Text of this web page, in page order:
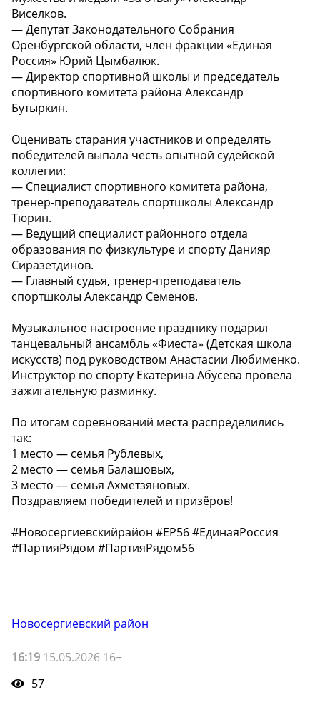
Виселков.
— Депутат Законодательного Собрания
Оренбургской области, член фракции «Единая
Россия» Юрий Цымбалюк.
— Директор спортивной школы и председатель
спортивного комитета района Александр
Бутыркин.
Оценивать старания участников и определять
победителей выпала честь опытной судейской
коллегии:
— Специалист спортивного комитета района,
тренер-преподаватель спортшколы Александр
Тюрин.
— Ведущий специалист районного отдела
образования по физкультуре и спорту Данияр
Сиразетдинов.
— Главный судья, тренер-преподаватель
спортшколы Александр Семенов.
Музыкальное настроение празднику подарил
танцевальный ансамбль «Фиеста» (Детская школа
искусств) под руководством Анастасии Любименко.
Инструктор по спорту Екатерина Абусева провела
зажигательную разминку.
По итогам соревнований места распределились
так:
1 место — семья Рублевых,
2 место — семья Балашовых,
3 место — семья Ахметзяновых.
Поздравляем победителей и призёров!
#Новосергиевскийрайон #ЕР56 #ЕдинаяРоссия
#ПартияРядом #ПартияРядом56
Новосергиевский район
16:19 15.05.2026 16+
57